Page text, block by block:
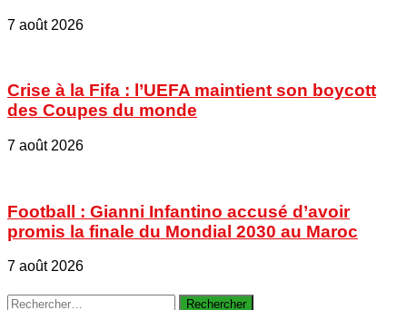
7 août 2026
Crise à la Fifa : l’UEFA maintient son boycott
des Coupes du monde
7 août 2026
Football : Gianni Infantino accusé d’avoir
promis la finale du Mondial 2030 au Maroc
7 août 2026
Rechercher :